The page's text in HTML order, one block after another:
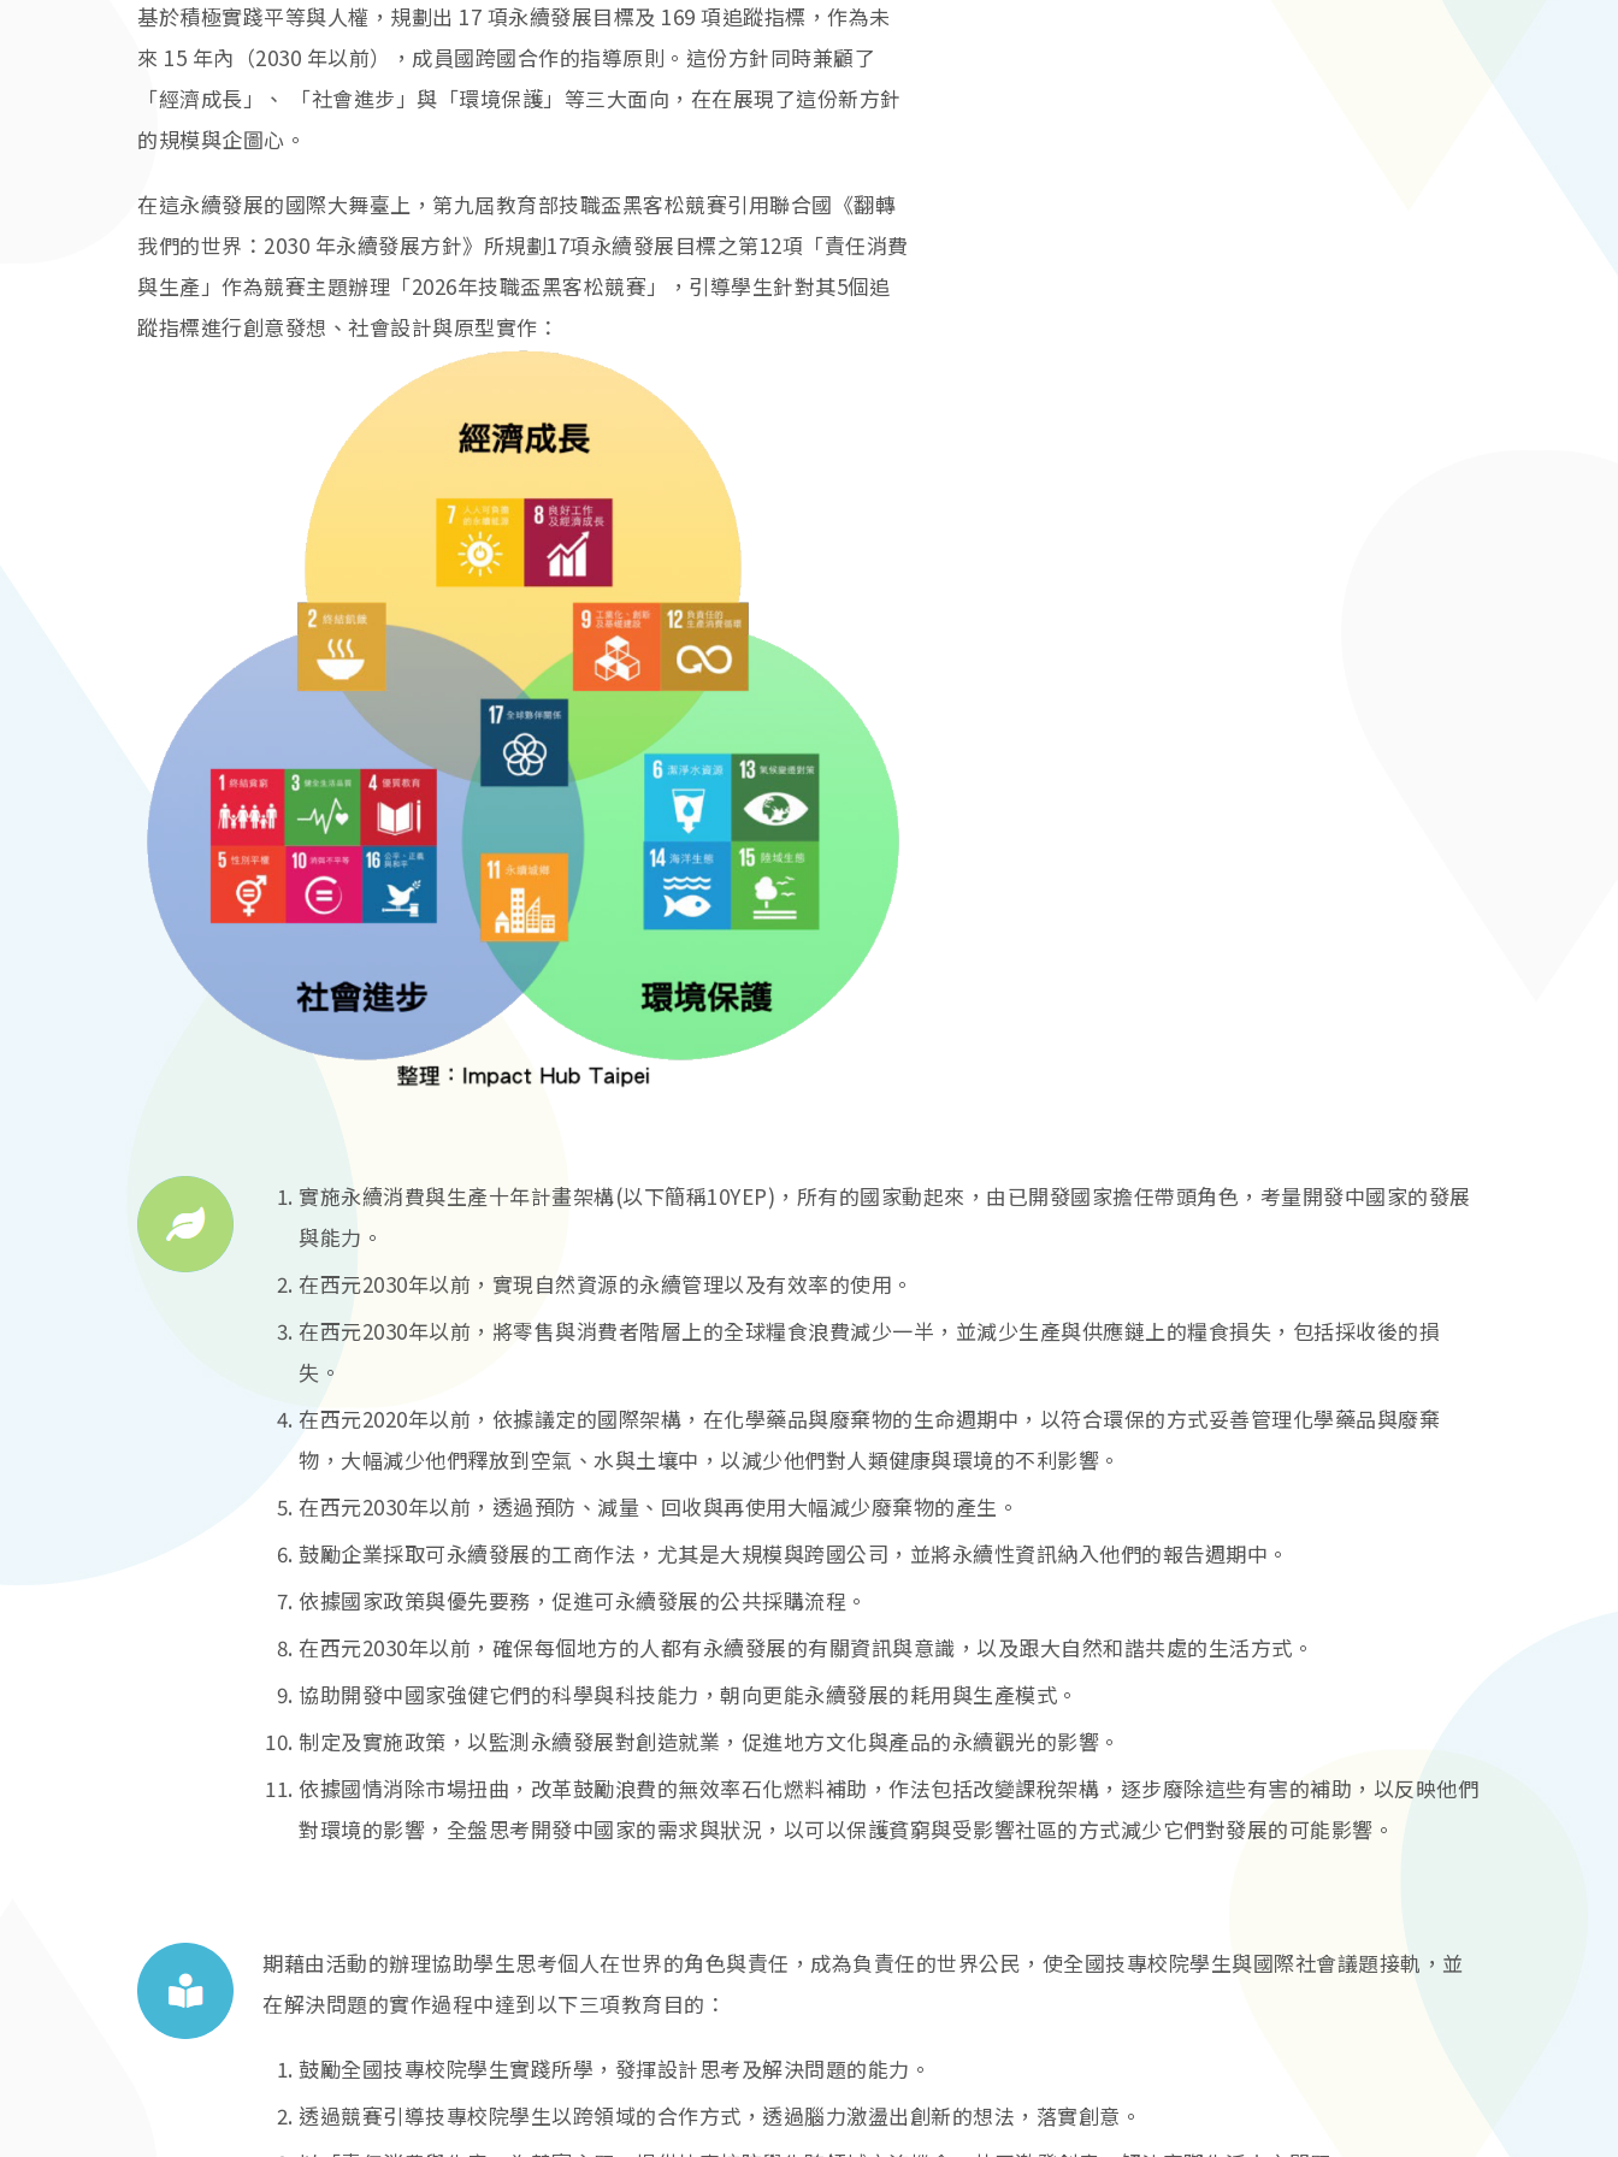
基於積極實踐平等與人權，規劃出 17 項永續發展目標及 169 項追蹤指標，作為未
來 15 年內（2030 年以前），成員國跨國合作的指導原則。這份方針同時兼顧了
「經濟成長」、 「社會進步」與「環境保護」等三大面向，在在展現了這份新方針
的規模與企圖心。
在這永續發展的國際大舞臺上，第九屆教育部技職盃黑客松競賽引用聯合國《翻轉
我們的世界：2030 年永續發展方針》所規劃17項永續發展目標之第12項「責任消費
與生產」作為競賽主題辦理「2026年技職盃黑客松競賽」，引導學生針對其5個追
蹤指標進行創意發想、社會設計與原型實作：
實施永續消費與生產十年計畫架構(以下簡稱10YEP)，所有的國家動起來，由已開發國家擔任帶頭角色，考量開發中國家的發展
與能力。
在西元2030年以前，實現自然資源的永續管理以及有效率的使用。
在西元2030年以前，將零售與消費者階層上的全球糧食浪費減少一半，並減少生產與供應鏈上的糧食損失，包括採收後的損
失。
在西元2020年以前，依據議定的國際架構，在化學藥品與廢棄物的生命週期中，以符合環保的方式妥善管理化學藥品與廢棄
物，大幅減少他們釋放到空氣、水與土壤中，以減少他們對人類健康與環境的不利影響。
在西元2030年以前，透過預防、減量、回收與再使用大幅減少廢棄物的產生。
鼓勵企業採取可永續發展的工商作法，尤其是大規模與跨國公司，並將永續性資訊納入他們的報告週期中。
依據國家政策與優先要務，促進可永續發展的公共採購流程。
在西元2030年以前，確保每個地方的人都有永續發展的有關資訊與意識，以及跟大自然和諧共處的生活方式。
協助開發中國家強健它們的科學與科技能力，朝向更能永續發展的耗用與生產模式。
制定及實施政策，以監測永續發展對創造就業，促進地方文化與產品的永續觀光的影響。
依據國情消除市場扭曲，改革鼓勵浪費的無效率石化燃料補助，作法包括改變課稅架構，逐步廢除這些有害的補助，以反映他們
對環境的影響，全盤思考開發中國家的需求與狀況，以可以保護貧窮與受影響社區的方式減少它們對發展的可能影響。
期藉由活動的辦理協助學生思考個人在世界的角色與責任，成為負責任的世界公民，使全國技專校院學生與國際社會議題接軌，並
在解決問題的實作過程中達到以下三項教育目的：
鼓勵全國技專校院學生實踐所學，發揮設計思考及解決問題的能力。
透過競賽引導技專校院學生以跨領域的合作方式，透過腦力激盪出創新的想法，落實創意。